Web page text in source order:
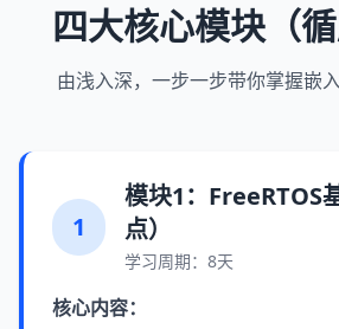
四大核心模块（循
由浅入深，一步一步带你掌握嵌
1
模块1：FreeRTOS
点）
学习周期：8天
核心内容：